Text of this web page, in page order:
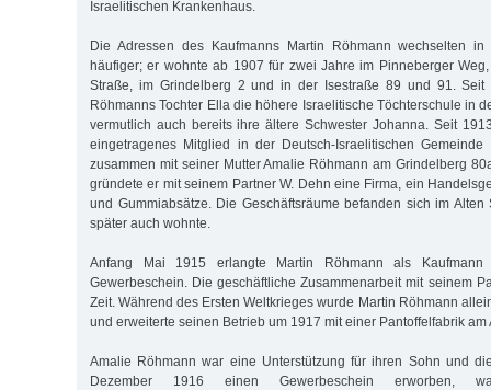
Israelitischen Krankenhaus.
Die Adressen des Kaufmanns Martin Röhmann wechselten
häufiger; er wohnte ab 1907 für zwei Jahre im Pinneberger
Straße, im Grindelberg 2 und in der Isestraße 89 und 91. Seit
Röhmanns Tochter Ella die höhere Israelitische Töchterschule in
vermutlich auch bereits ihre ältere Schwester Johanna. Seit
eingetragenes Mitglied in der Deutsch-Israelitischen
zusammen mit seiner Mutter Amalie Röhmann am Grindelberg
gründete er mit seinem Partner W. Dehn eine Firma, ein
und Gummiabsätze. Die Geschäftsräume befanden sich im
später auch wohnte.
Anfang Mai 1915 erlangte Martin Röhmann als
Gewerbeschein. Die geschäftliche Zusammenarbeit mit seinem
Zeit. Während des Ersten Weltkrieges wurde Martin Röhmann
und erweiterte seinen Betrieb um 1917 mit einer Pantoffelfabrik am
Amalie Röhmann war eine Unterstützung für ihren Sohn und
Dezember 1916 einen Gewerbeschein erworben,